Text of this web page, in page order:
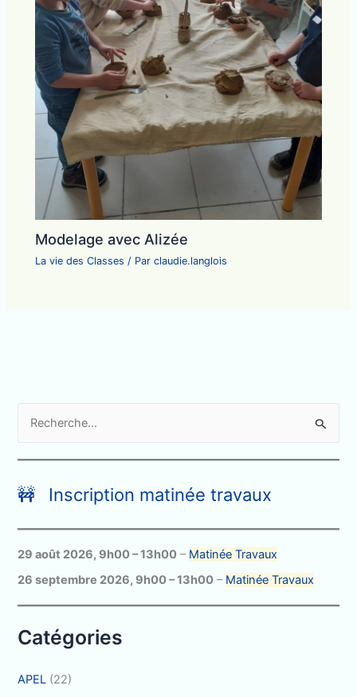
Modelage avec Alizée
La vie des Classes / Parclaudie.langlois
c
h
e
r
c
h
🚧 Inscription matinée travaux
29 août 2026, 9h00–13h00 – Matinée Travaux
26 septembre 2026, 9h00–13h00 – Matinée Travaux
Catégories
APEL (22)